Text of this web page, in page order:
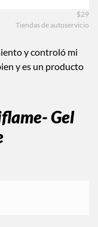
$29
Tiendas de autoservicio
y controló mi
y es un producto
Gel